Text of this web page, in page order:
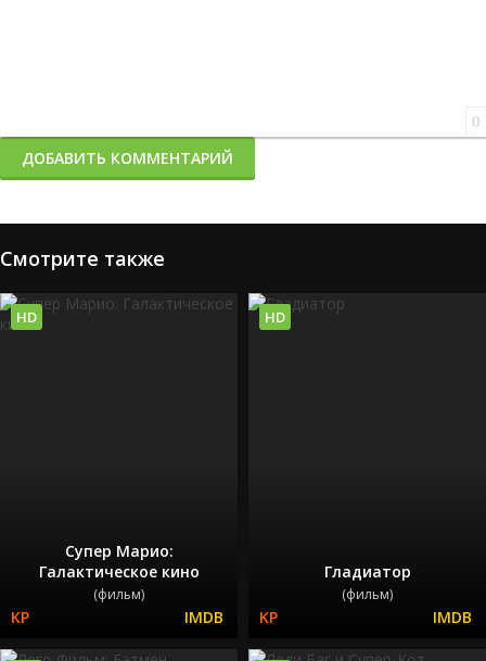
0
ДОБАВИТЬ КОММЕНТАРИЙ
Смотрите также
Супер Марио:
Галактическое кино
(фильм)
HD
Гладиатор
(фильм)
HD